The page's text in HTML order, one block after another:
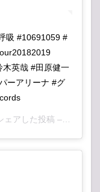
吸 #10691059 #
英哉 #田原健一
ーアリーナ #グ
ェアした投稿 –